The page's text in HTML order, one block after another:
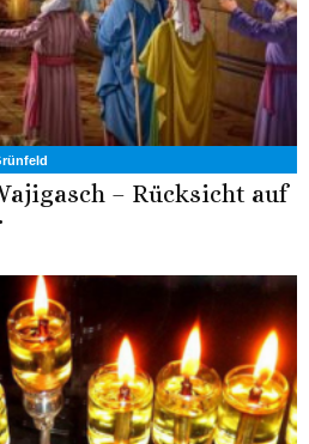
– Rücksicht auf